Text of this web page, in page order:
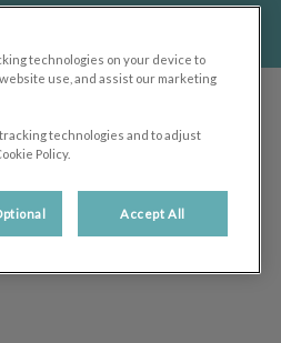
technologies on your device to
use, and assist our marketing
technologies and to adjust
Policy.
Accept All